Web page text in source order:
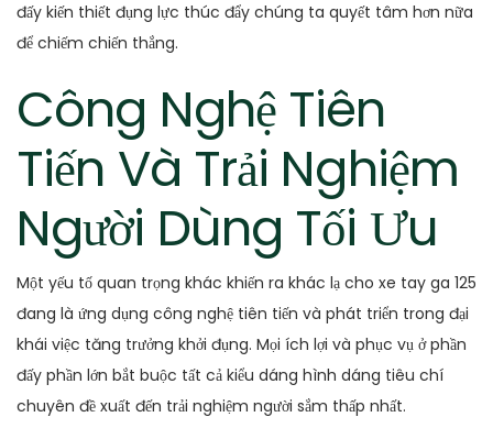
đấy kiến thiết đụng lực thúc đẩy chúng ta quyết tâm hơn nữa
để chiếm chiến thắng.
Công Nghệ Tiên
Tiến Và Trải Nghiệm
Người Dùng Tối Ưu
Một yếu tố quan trọng khác khiến ra khác lạ cho xe tay ga 125
đang là ứng dụng công nghệ tiên tiến và phát triển trong đại
khái việc tăng trưởng khởi đụng. Mọi ích lợi và phục vụ ở phần
đấy phần lớn bắt buộc tất cả kiểu dáng hình dáng tiêu chí
chuyên đề xuất đến trải nghiệm người sắm thấp nhất.